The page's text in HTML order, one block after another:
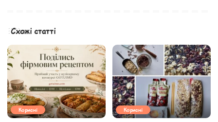
Схожі статті
Корисні Корисні